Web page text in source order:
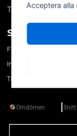
Tips & trix
SOCIALA
Facebook
Instagram
TikTok
Acceptera alla